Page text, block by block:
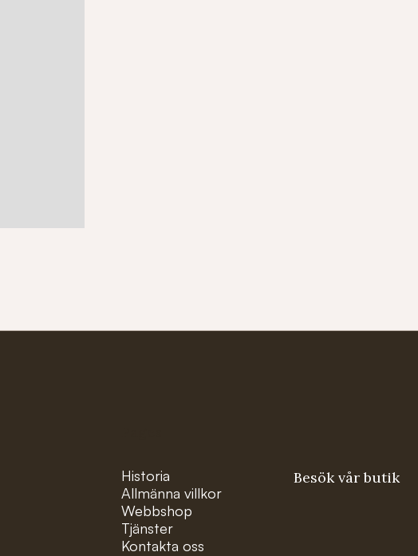
Historia
Allmänna villkor
Webbshop
Tjänster
Kontakta oss
Besök vår butik